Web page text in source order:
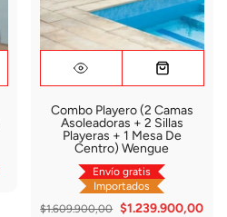
Combo Playero (2 Camas
Asoleadoras + 2 Sillas
Playeras + 1 Mesa De
Centro) Wengue
Envío gratis
Importados
$1.609.900,00 $1.239.900,00